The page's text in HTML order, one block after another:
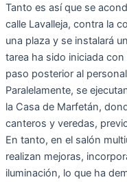
Tanto es así que se
calle Lavalleja, contra la
una plaza y se instalará
tarea ha sido iniciada
paso posterior al
Paralelamente, se
la Casa de Marfetán,
canteros y veredas,
En tanto, en el salón
realizan mejoras,
iluminación, lo que ha